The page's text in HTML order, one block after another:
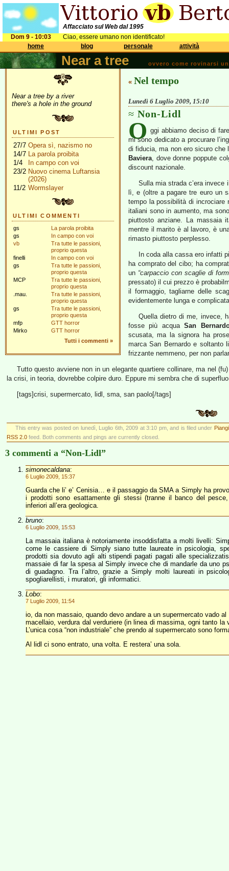
Affacciato sul Web dal 1995
Dom 9 - 10:03
Ciao, essere umano non identificato!
home
blog personale attività
Near a tree ovvero come rovinarsi
Near a tree by a river
there's a hole in the ground
ULTIMI POST
27/7 Opera sì, nazismo no
14/7 La parola proibita
1/4
In campo con voi
23/2 Nuovo cinema Luftansia
(2026)
11/2 Wormslayer
ULTIMI COMMENTI
gs
La parola proibita
gs
In campo con voi
vb
Tra tutte le passioni,
proprio questa
finelli
In campo con voi
gs
Tra tutte le passioni,
proprio questa
MCP
Tra tutte le passioni,
proprio questa
.mau.
Tra tutte le passioni,
proprio questa
gs
Tra tutte le passioni,
proprio questa
mfp
GTT horror
Mirko
GTT horror
Tutti i commenti »
« Nel tempo
Lunedì 6 Luglio 2009, 15:10
Non-Lidl
O ggi abbiamo deciso di
mi sono dedicato a procurare
di fiducia, ma non ero sicuro che
Baviera, dove donne poppute
discount nazionale.
Sulla mia strada c’era invece
lì, e (oltre a pagare tre euro un
tempo la possibilità di incrociare
italiani sono in aumento, ma
piuttosto anziane. La massaia
mentre il marito è al lavoro, è
rimasto piuttosto perplesso.
In coda alla cassa ero infatti
ha comprato del cibo; ha
un “carpaccio con scaglie di
pressato) il cui prezzo è
il formaggio, tagliarne delle
evidentemente lunga e
Quella dietro di me, invece,
fosse più acquaSan
scusata, ma la signora ha
marca San Bernardo e soltanto
frizzante nemmeno, per non
Tutto questo avviene non in un elegante quartiere collinare, ma nel
la crisi, in teoria, dovrebbe colpire duro. Eppure mi sembra che di
[tags]crisi, supermercato, lidl, sma, san paolo[/tags]
This entry was posted on lunedì, Luglio 6th, 2009 at 3:10 pm, and is filed under
RSS 2.0 feed. Both comments and pings are currently closed.
3 commenti a “Non-Lidl”
simonecaldana:
6 Luglio 2009, 15:37
Guarda che li’ e’ Cenisia… e il passaggio da SMA a Simply ha
i prodotti sono esattamente gli stessi (tranne il banco del
inferiori all’era geologica.
bruno:
6 Luglio 2009, 15:53
La massaia italiana è notoriamente insoddisfatta a molti livelli:
come le cassiere di Simply siano tutte laureate in psicologia,
prodotti sia dovuto agli alti stipendi pagati pagati alle
massaie di far la spesa al Simply invece che di mandarle da uno
di guadagno. Tra l’altro, grazie a Simply molti laureati in
spogliarellisti, i muratori, gli informatici.
Lobo:
7 Luglio 2009, 11:54
io, da non massaio, quando devo andare a un supermercato vado
macellaio, verdura dal verduriere (in linea di massima, ogni tanto
L’unica cosa “non industriale” che prendo al supermercato sono
Al lidl ci sono entrato, una volta. E restera’ una sola.